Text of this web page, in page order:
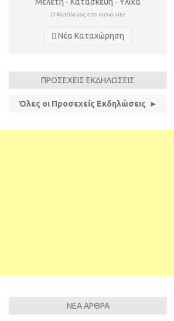
Ο Κατάλογος στο παλιό site
Νέα Καταχώρηση
ΠΡΟΣΕΧΕΙΣ ΕΚΔΗΛΩΣΕΙΣ
Όλες οι Προσεχείς Εκδηλώσεις ►
ΝΕΑ ΑΡΘΡΑ